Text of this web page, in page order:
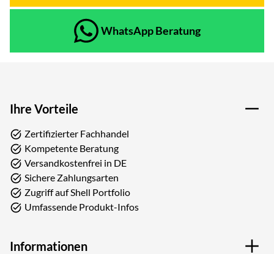
WhatsApp Beratung
Ihre Vorteile
Zertifizierter Fachhandel
Kompetente Beratung
Versandkostenfrei in DE
Sichere Zahlungsarten
Zugriff auf Shell Portfolio
Umfassende Produkt-Infos
Informationen